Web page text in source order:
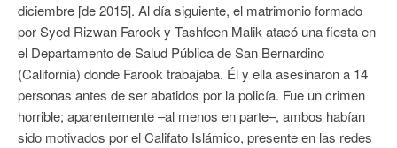
diciembre [de 2015]. Al día siguiente, el matrimonio formado
por Syed Rizwan Farook y Tashfeen Malik atacó una fiesta en
el Departamento de Salud Pública de San Bernardino
(California) donde Farook trabajaba. Él y ella asesinaron a 14
personas antes de ser abatidos por la policía. Fue un crimen
horrible; aparentemente –al menos en parte–, ambos habían
sido motivados por el Califato Islámico, presente en las redes